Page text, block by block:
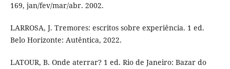
169, jan/fev/mar/abr. 2002.
LARROSA, J. Tremores: escritos sobre experiência. 1 ed.
Belo Horizonte: Autêntica, 2022.
LATOUR, B. Onde aterrar? 1 ed. Rio de Janeiro: Bazar do